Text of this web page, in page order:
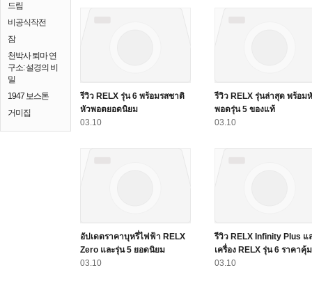
드림
비공식작전
잠
천박사 퇴마 연
구소: 설경의 비
밀
1947 보스톤
거미집
รีวิว RELX รุ่น 6 พร้อมรสชาติ
หัวพอตยอดนิยม
03.10
รีวิว RELX รุ่นล่าสุด พร้อม
พอดรุ่น 5 ของแท้
03.10
อัปเดตราคาบุหรี่ไฟฟ้า RELX
Zero และรุ่น 5 ยอดนิยม
03.10
รีวิว RELX Infinity Plus แ
เครื่อง RELX รุ่น 6 ราคาคุ้ม
03.10